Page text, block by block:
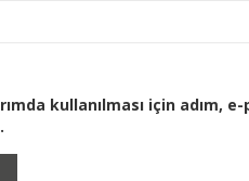
kullanılması için adım,